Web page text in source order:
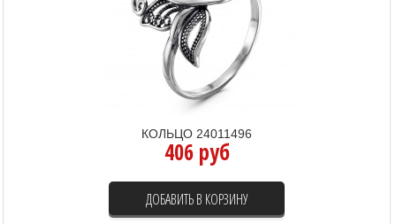
КОЛЬЦО 24011496
406 руб
ДОБАВИТЬ В КОРЗИНУ